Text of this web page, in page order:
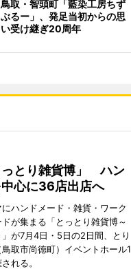
鳥取・智頭町「藍染工房ちず
ぶるー」、発足当初からの思
い受け継ぎ20周年
っとり雑貨博」 ハン
中心に36店出店へ
にハンドメード・雑貨・ワーク
が集まる「とっとり雑貨博～
が7月4日・5日の2日間、とり
取市尚徳町）イベントホール1
れる。